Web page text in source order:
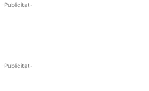
-Publicitat-
-Publicitat-